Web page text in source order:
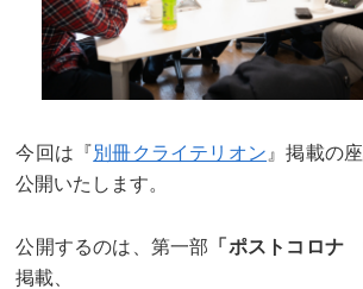
今回は『別冊クライテリオン 』掲載の
公開いたします。
公開するのは、第一部 「ポストコロナ
掲載、